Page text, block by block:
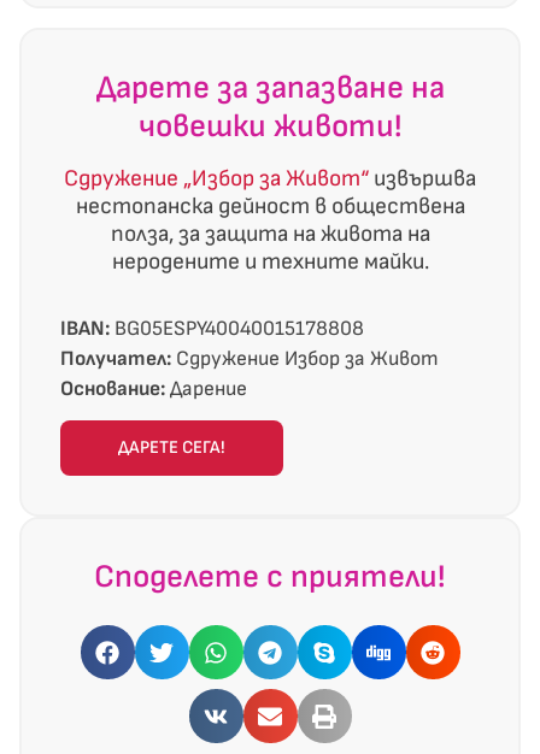
Дарете за запазване на
човешки животи!
Сдружение „Избор за Живот“ извършва
нестопанска дейност в обществена
полза, за защита на живота на
неродените и техните майки.
IBAN: BG05ESPY40040015178808
Получател: Сдружение Избор за Живот
Основание:Дарение
ДАРЕТЕ СЕГА!
Споделете с приятели!